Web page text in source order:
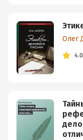
Олег
4.0